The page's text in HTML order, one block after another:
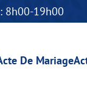
8h00-19h00
De Mariage